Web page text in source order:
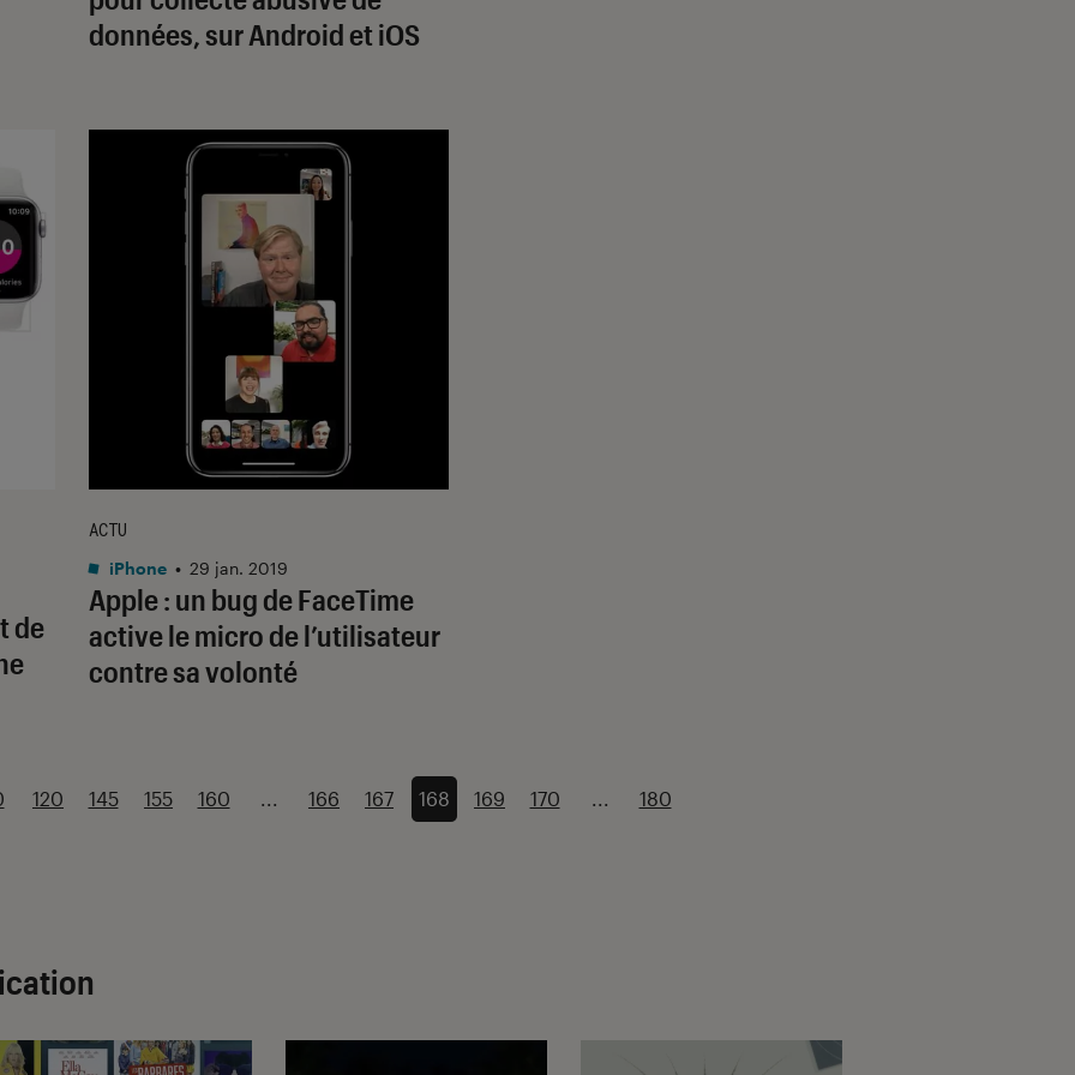
données, sur Android et iOS
de
Apple : un bug de FaceTime
active le micro de l’utilisateur
contre sa volonté
ACTU
iPhone • 29 jan. 2019
120 145 155 160 ... 166 167 168 169 170 ... 180